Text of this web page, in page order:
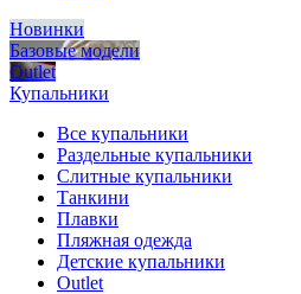
Новинки
Базовые модели
Outlet
Купальники
Все купальники
Раздельные купальники
Слитные купальники
Танкини
Плавки
Пляжная одежда
Детские купальники
Outlet